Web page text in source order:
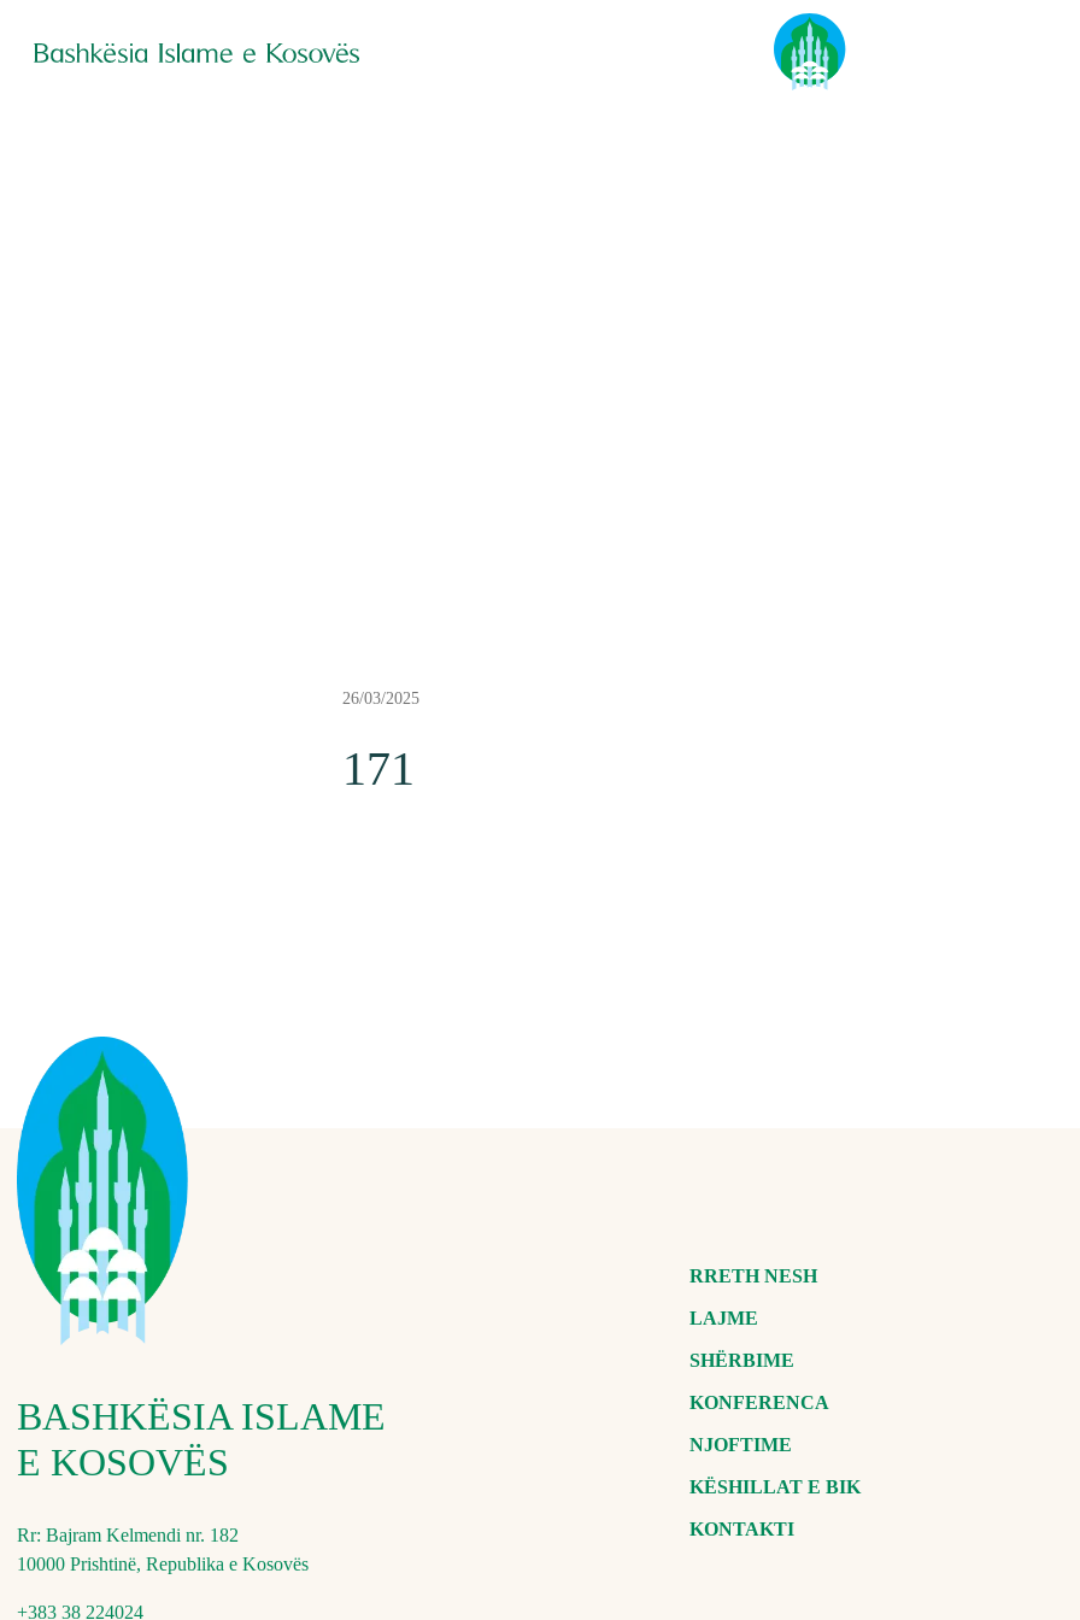
26/03/2025
171
BASHKËSIA ISLAME
E KOSOVËS
Rr: Bajram Kelmendi nr. 182
10000 Prishtinë, Republika e Kosovës
+383 38 224024
RRETH NESH
LAJME
SHËRBIME
KONFERENCA
NJOFTIME
KËSHILLAT E BIK
KONTAKTI